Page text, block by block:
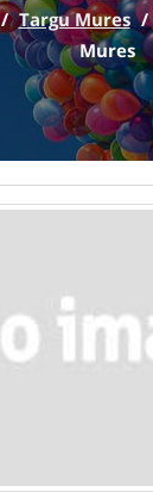
Targu Mures /
Mures